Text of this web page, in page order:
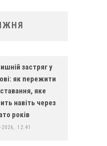
застряг у
як пережити
яке
навіть через
років
2026, 12:41